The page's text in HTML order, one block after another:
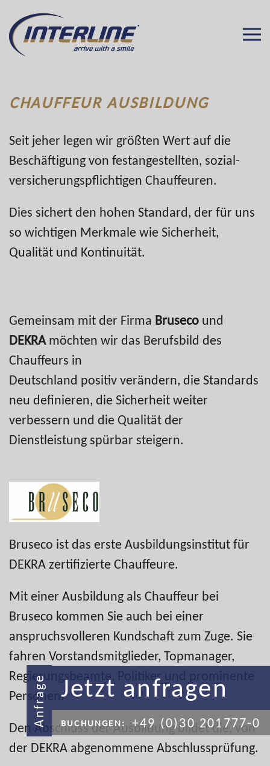
CHAUFFEUR AUSBILDUNG
Seit jeher legen wir größten Wert auf die
Beschäftigung von festangestellten, sozial­
versicherungspflichtigen Chauffeuren.
Dies sichert den hohen Standard, der für uns
so wichtigen Merkmale wie Sicherheit,
Qualität und Kontinuität.
Gemeinsam mit der Firma Bruseco und
DEKRAmöchten wir das Berufsbild des
Chauffeurs in
Deutschland positiv verändern, die Standards
neu definieren, die Sicherheit weiter
verbessern und die Qualität der
Dienstleistung spürbar steigern.
Bruseco ist das erste Ausbildungsinstitut für
DEKRA zertifizierte Chauffeure.
Mit einer Ausbildung als Chauffeur bei
Bruseco kommen Sie auch bei einer
anspruchsvolleren Kundschaft zum Zuge. Sie
fahren Vorstandsmitglieder, Topmanager,
Regierungsbeamte, Politiker und prominente
Personen.
Den Abschluss der Ausbildung bildet die, von
der DEKRA abgenommene Abschlussprüfung.
Anfrage Jetzt anfragen
BUCHUNGEN: +49 (0)30 201777-0